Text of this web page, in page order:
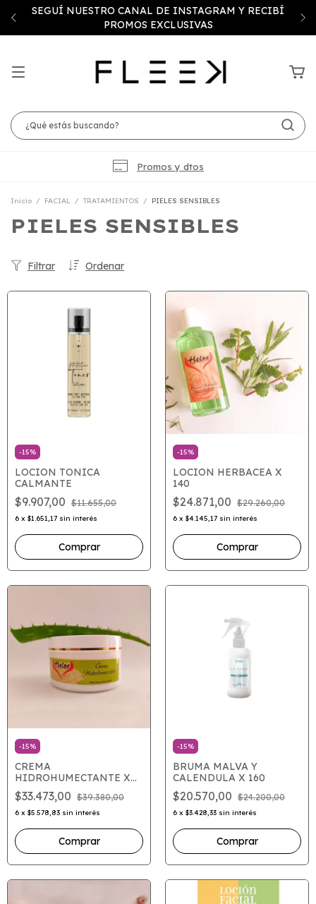
SEGUÍ NUESTRO CANAL DE INSTAGRAM Y RECIBÍ
PROMOS EXCLUSIVAS
Promos y dtos
Inicio / FACIAL / TRATAMIENTOS / PIELES SENSIBLES
PIELES SENSIBLES
Ordenar
Filtrar
-15%
LOCION TONICA
CALMANTE
$9.907,00 $11.655,00
6 x $1.651,17 sin interés
Comprar
-15%
LOCION HERBACEA X
140
$24.871,00 $29.260,00
6 x $4.145,17 sin interés
-15%
CREMA
HIDROHUMECTANTE X
100
$33.473,00 $39.380,00
6 x $5.578,83 sin interés
-15%
BRUMA MALVA Y
CALENDULA X 160
$20.570,00 $24.200,00
6 x $3.428,33 sin interés